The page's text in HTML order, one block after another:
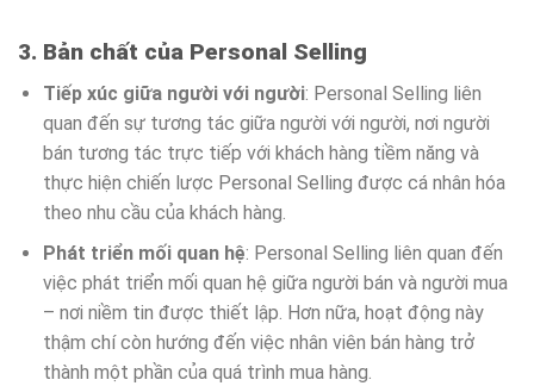
3. Bản chất của Personal Selling
Tiếp xúc giữa người với người: Personal Selling liên
quan đến sự tương tác giữa người với người, nơi người
bán tương tác trực tiếp với khách hàng tiềm năng và
thực hiện chiến lược Personal Selling được cá nhân hóa
theo nhu cầu của khách hàng.
Phát triển mối quan hệ: Personal Selling liên quan đến
việc phát triển mối quan hệ giữa người bán và người mua
– nơi niềm tin được thiết lập. Hơn nữa, hoạt động này
thậm chí còn hướng đến việc nhân viên bán hàng trở
thành một phần của quá trình mua hàng.